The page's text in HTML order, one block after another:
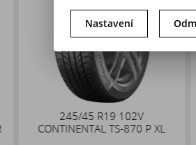
245/45 R19 102V
CONTINENTAL TS-870 P XL
Nastavení